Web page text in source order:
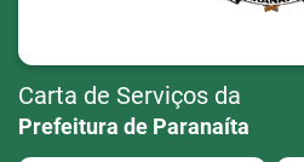
Carta de Serviços da
Prefeitura de Paranaíta